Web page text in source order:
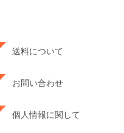
送料について
お問い合わせ
個人情報に関して